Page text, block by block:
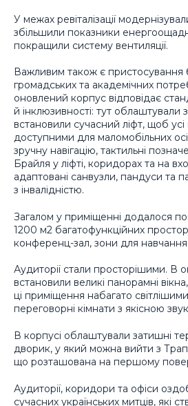
У межах ревіталізації
збільшили показники
покращили систему вентиляції.
Важливим також є пристосування
громадських та академічних
оновлений корпус відповідає
й інклюзивності: тут облаштували
встановили сучасний ліфт, щоб
доступними для маломобільних
зручну навігацію, тактильні
Брайля у ліфті, коридорах та на
адаптовані санвузли, пандуси та
з інвалідністю.
Загалом у приміщенні додалося
1200 м2 багатофункційних
конференц-зал, зони для навчання
Аудиторії стали просторішими. В
встановили великі панорамні
ці приміщення набагато
переговорні кімнати з якісною
В корпусі облаштували затишні
дворик, у який можна вийти з
що розташована на першому
Аудиторії, коридори та офіси
сучасних українських митців, які